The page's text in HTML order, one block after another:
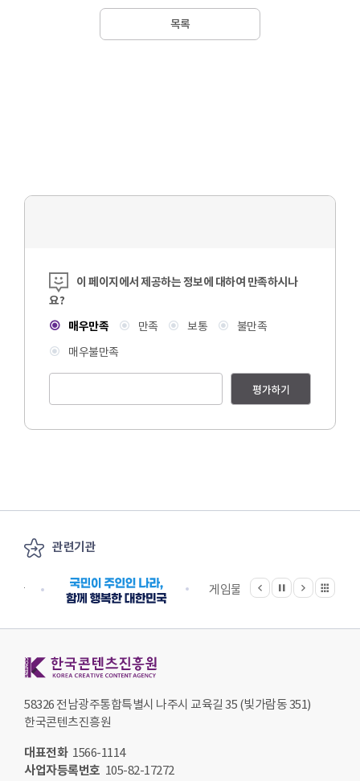
목록
콘텐츠 만족도 조사
이 페이지에서 제공하는 정보에 대하여 만족하시나
요?
매우만족
만족 보통
불만족
매우불만족
평가하기
관련기관
게임물관리위원회
이전
정지
다음 관련기관 전체보기
58326 전남광주통합특별시 나주시 교육길 35 (빛가람동 351)
한국콘텐츠진흥원
대표전화 1566-1114
사업자등록번호 105-82-17272